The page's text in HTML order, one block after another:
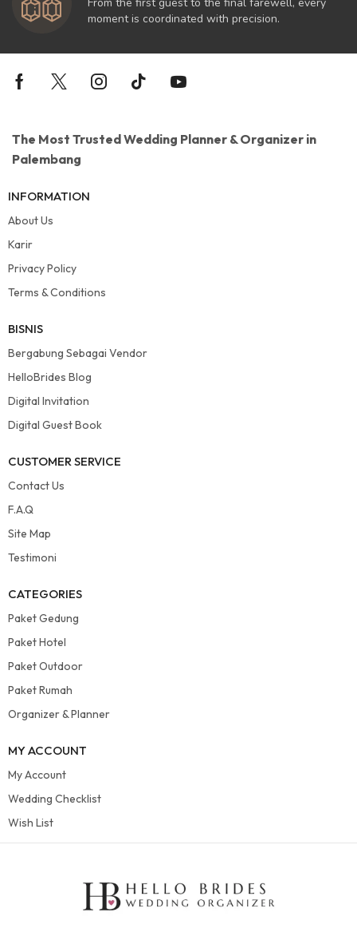
moment is coordinated with precision.
The Most Trusted Wedding Planner & Organizer in
Palembang
INFORMATION
About Us
Karir
Privacy Policy
Terms & Conditions
BISNIS
Bergabung Sebagai Vendor
HelloBrides Blog
Digital Invitation
Digital Guest Book
CUSTOMER SERVICE
Contact Us
F.A.Q
Site Map
Testimoni
CATEGORIES
Paket Gedung
Paket Hotel
Paket Outdoor
Paket Rumah
Organizer & Planner
MY ACCOUNT
My Account
Wedding Checklist
Wish List